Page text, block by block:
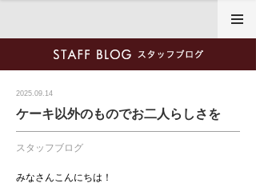
2025.09.14
ケーキ以外のものでお二人らしさを
スタッフブログ
みなさんこんにちは！